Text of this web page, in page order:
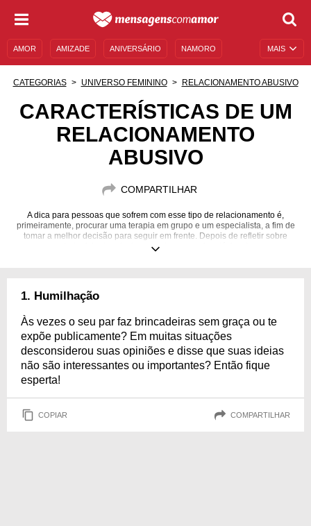
MAIS
AMOR AMIZADE ANIVERSÁRIO NAMORO
AUTOAJUDA
MENSAGENS E FRASES MENSAGENS DE ANIVERSÁRIO
FAMOSOS BÍBLIA
CATEGORIAS UNIVERSO FEMININO RELACIONAMENTO ABUSIVO
CARACTERÍSTICAS DE UM
RELACIONAMENTO
ABUSIVO
COMPARTILHAR
A dica para pessoas que sofrem com esse tipo de relacionamento é,
primeiramente, procurar uma terapia em grupo e um especialista, a fim de
tomar a melhor decisão para seguir em frente. Depois de refletir sobre
tudo, fuja de relacionamentos que sejam tóxicos!
1. Humilhação
Às vezes o seu par faz brincadeiras sem graça ou te
expõe publicamente? Em muitas situações
desconsiderou suas opiniões e disse que suas ideias
não são interessantes ou importantes? Então fique
esperta!
COPIAR COMPARTILHAR